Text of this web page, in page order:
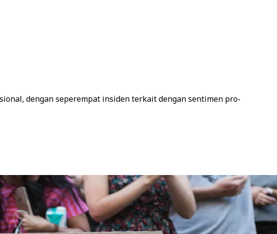
dengan seperempat insiden terkait dengan sentimen pro-